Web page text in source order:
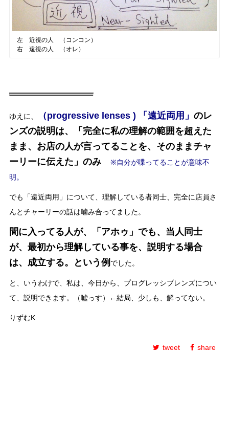
左 近視の人 （コンコン）
右 遠視の人 （オレ）
ゆえに、 （progressive lenses ) 「遠近両用」 のレ
ンズの説明は、「完全に私の理解の範囲を超えた
まま、お店の人が言ってることを、そのままチャ
ーリーに伝えた」のみ
※自分が喋ってることが意味不
明。
でも「遠近両用」について、理解している者同士、完全に店員さ
んとチャーリーの話は噛み合ってました。
間に入ってる人が、「アホゥ」でも、当人同士
が、最初から理解している事を、説明する場合
は、成立する。という例 でした。
と、いうわけで、私は、今日から、プログレッシブレンズについ
て、説明できます。（嘘っす）←結局、少しも、解ってない。
りずむK
tweet share